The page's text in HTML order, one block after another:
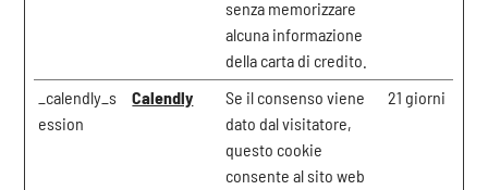
senza memorizzare
alcuna informazione
della carta di credito.
_calendly_s
ession
Calendly
Se il consenso viene
dato dal visitatore,
questo cookie
consente al sito web
21 giorni